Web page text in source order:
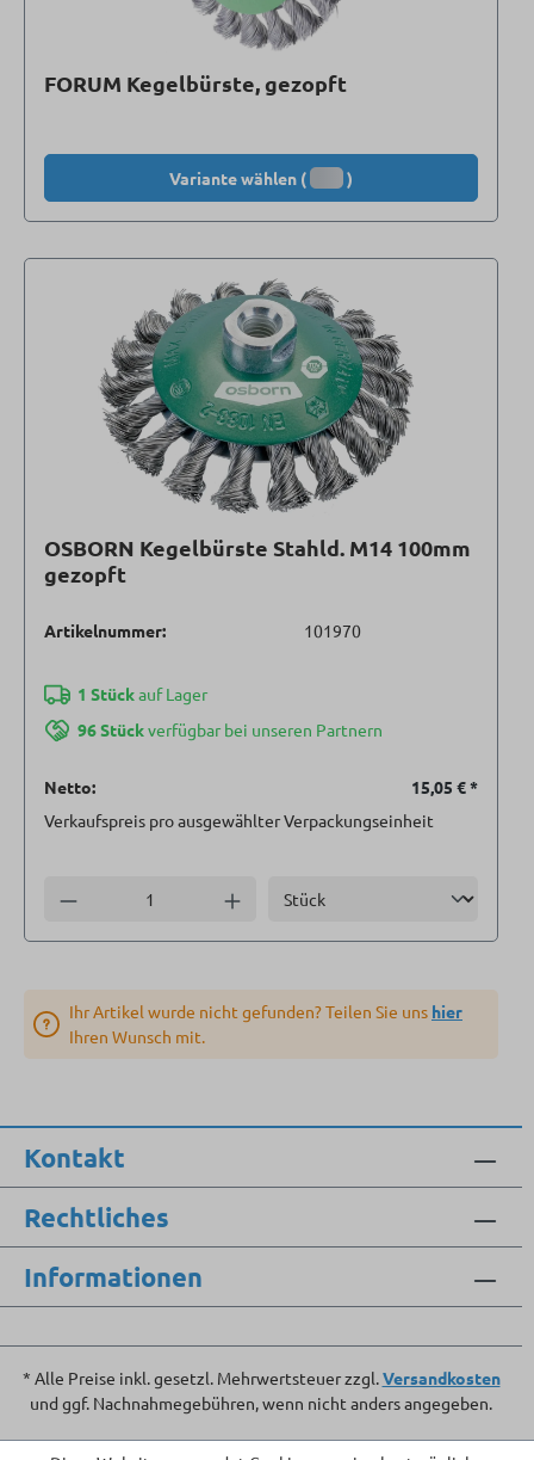
FORUM Kegelbürste, gezopft
Variante wählen ( )
OSBORN Kegelbürste Stahld. M14 100mm
gezopft
Artikelnummer: 101970
1 Stückauf Lager
96 Stückverfügbar bei unseren Partnern
Netto: 15,05 €*
Verkaufspreis pro ausgewählter Verpackungseinheit
Anzahl verringern Anzahl erhöhen
Ihr Artikel wurde nicht gefunden? Teilen Sie uns hier
Ihren Wunsch mit.
Kontakt
Rechtliches
Informationen
* Alle Preise inkl. gesetzl. Mehrwertsteuer zzgl.Versandkosten
und ggf. Nachnahmegebühren, wenn nicht anders angegeben.